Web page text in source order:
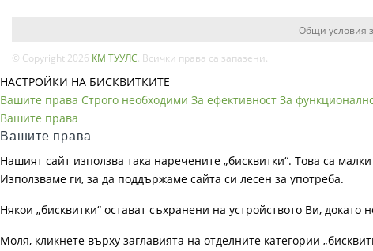
Общи условия
© Copyright 2026 КМ ТУУЛС . Всички права са запазени.
НАСТРОЙКИ НА БИСКВИТКИТЕ
Вашите права Строго необходими За ефективност За
Вашите права
Вашите права
Нашият сайт използва така наречените „бисквитки“. Това са
Използваме ги, за да поддържаме сайта си лесен за употреба.
Някои „бисквитки“ остават съхранени на устройството Ви,
Моля, кликнете върху заглавията на отделните категории